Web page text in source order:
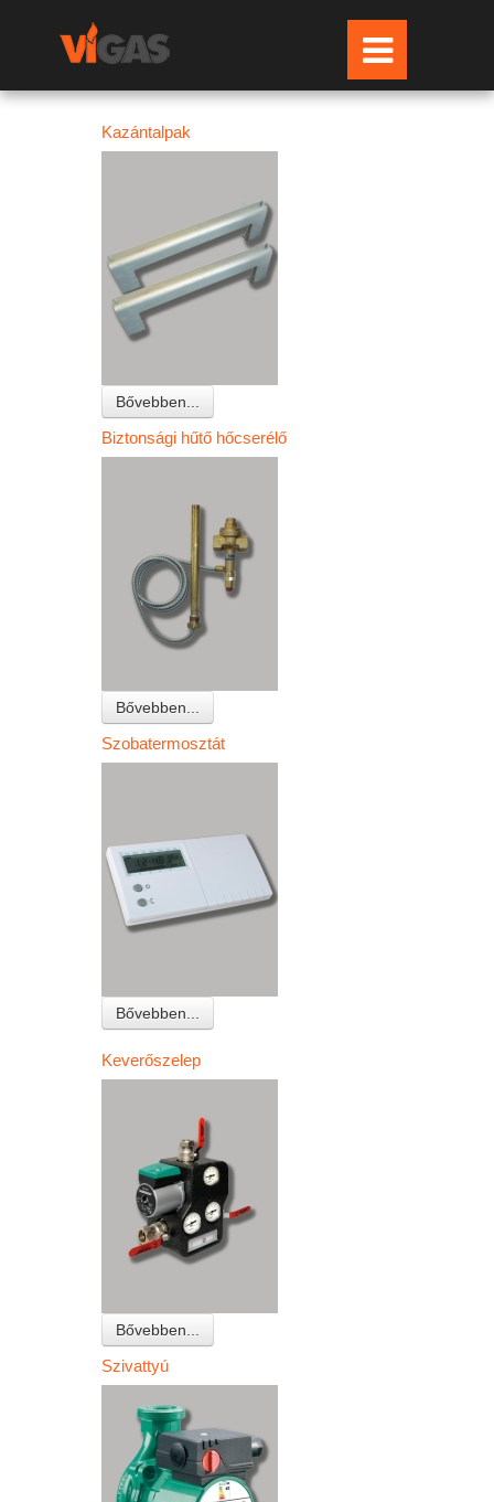
Kazántalpak
Bővebben...
Biztonsági hűtő hőcserélő
Bővebben...
Szobatermosztát
Bővebben...
Keverőszelep
Bővebben...
Szivattyú